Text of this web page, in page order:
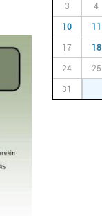
3 4
10 11
17 18
24 25
31